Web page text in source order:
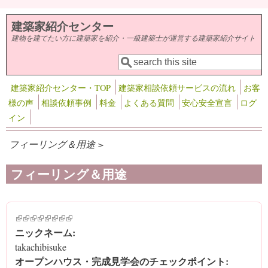
メインコンテンツに移動
建築家紹介センター
建物を建てたい方に建築家を紹介・一級建築士が運営する建築家紹介サイト
検索フォーム
検索
建築家紹介センター・TOP 建築家相談依頼サービスの流れ
お客
様の声
相談依頼事例 料金 よくある質問 安心安全宣言
ログ
イン
フィーリング＆用途 >
フィーリング＆用途
(link is external)
(link is external)
(link is external)
(link is external)
(link is external)
(link is external)
(link is external)
(link is external)
ニックネーム:
takachibisuke
オープンハウス・完成見学会のチェックポイント: